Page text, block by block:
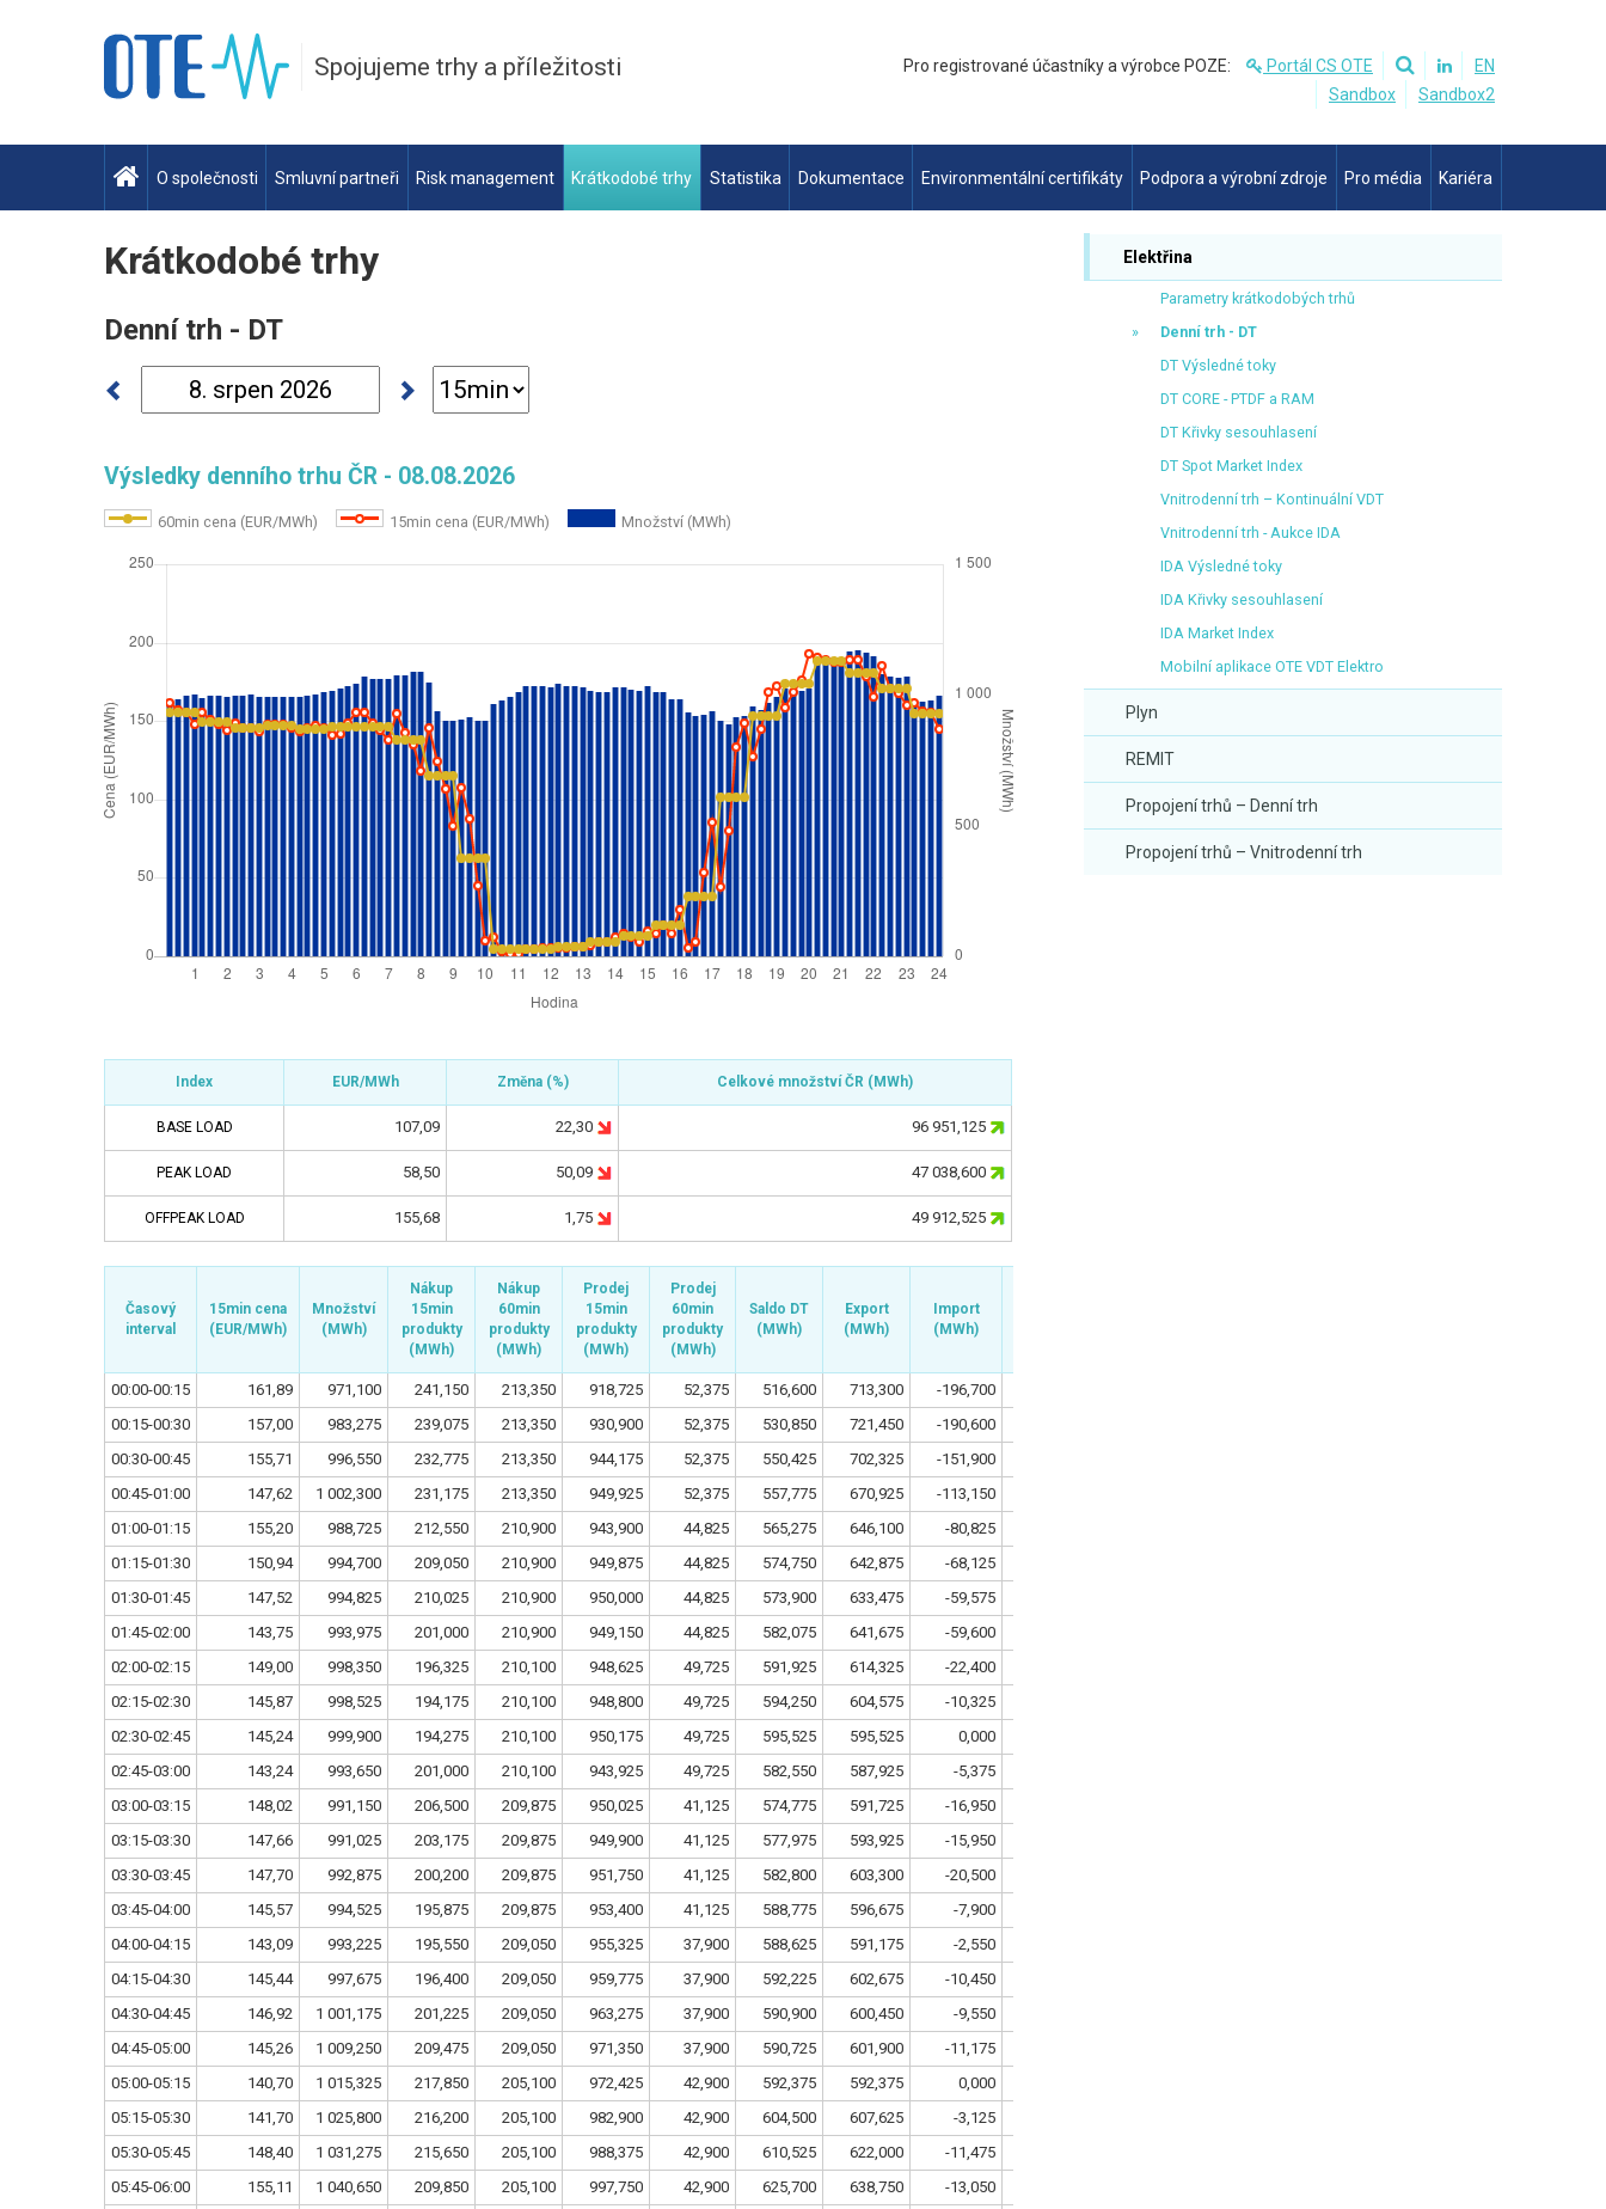
Spojujeme trhy a příležitosti Pro registrované účastníky a výrobce POZE: Portál CS OTE
EN
Sandbox
Sandbox2
O společnosti Smluvní partneři Risk management Krátkodobé trhy Statistika Dokumentace Environmentální certifikáty Podpora a výrobní zdroje Pro média Kariéra
Elektřina
Parametry krátkodobých trhů
Denní trh - DT
DT Výsledné toky
DT CORE - PTDF a RAM
DT Křivky sesouhlasení
DT Spot Market Index
Vnitrodenní trh – Kontinuální VDT
Vnitrodenní trh - Aukce IDA
IDA Výsledné toky
IDA Křivky sesouhlasení
IDA Market Index
Mobilní aplikace OTE VDT Elektro
Plyn
REMIT
Propojení trhů – Denní trh
Propojení trhů – Vnitrodenní trh
Krátkodobé trhy
Denní trh - DT
Výsledky denního trhu ČR - 08.08.2026
60min cena (EUR/MWh) 15min cena (EUR/MWh) Množství (MWh)
Index EUR/MWh Změna (%) Celkové množství ČR ( MWh)
BASE LOAD 107,09 22,30 96 951,125
PEAK LOAD 58,50 50,09 47 038,600
OFFPEAK LOAD 155,68 1,75 49 912,525
Index
BASE LOAD
PEAK LOAD
OFFPEAK LOAD
Index
Index EUR/MWh Změna (%) Celkové množství ČR ( MWh)
Časový
interval
15min cena
(EUR/MWh)
Množství
(MWh)
Nákup
15min
produkty
(MWh)
Nákup
60min
produkty
(MWh)
Prodej
15min
produkty
(MWh)
Prodej
60min
produkty
(MWh)
Saldo DT
(MWh)
Export
(MWh)
Import
(MWh)
00:00-00:15 161,89 971,100 241,150 213,350 918,725 52,375 516,600 713,300 -196,700
00:15-00:30
157,00 983,275 239,075 213,350 930,900 52,375 530,850 721,450 -190,600
00:30-00:45
155,71 996,550 232,775 213,350 944,175 52,375 550,425 702,325 -151,900
00:45-01:00
147,62 1 002,300 231,175 213,350 949,925 52,375 557,775 670,925 -113,150
01:00-01:15
155,20 988,725 212,550 210,900 943,900 44,825 565,275 646,100 -80,825
01:15-01:30
150,94 994,700 209,050 210,900 949,875 44,825 574,750 642,875 -68,125
01:30-01:45
147,52 994,825 210,025 210,900 950,000 44,825 573,900 633,475 -59,575
01:45-02:00
143,75 993,975 201,000 210,900 949,150 44,825 582,075 641,675 -59,600
02:00-02:15
149,00 998,350 196,325 210,100 948,625 49,725 591,925 614,325 -22,400
02:15-02:30
145,87 998,525 194,175 210,100 948,800 49,725 594,250 604,575 -10,325
02:30-02:45
145,24 999,900 194,275 210,100 950,175 49,725 595,525 595,525 0,000
02:45-03:00
143,24 993,650 201,000 210,100 943,925 49,725 582,550 587,925 -5,375
03:00-03:15
148,02 991,150 206,500 209,875 950,025 41,125 574,775 591,725 -16,950
03:15-03:30
147,66 991,025 203,175 209,875 949,900 41,125 577,975 593,925 -15,950
03:30-03:45
147,70 992,875 200,200 209,875 951,750 41,125 582,800 603,300 -20,500
03:45-04:00
145,57 994,525 195,875 209,875 953,400 41,125 588,775 596,675 -7,900
04:00-04:15
143,09 993,225 195,550 209,050 955,325 37,900 588,625 591,175 -2,550
04:15-04:30
145,44 997,675 196,400 209,050 959,775 37,900 592,225 602,675 -10,450
04:30-04:45
146,92 1 001,175 201,225 209,050 963,275 37,900 590,900 600,450 -9,550
04:45-05:00
145,26 1 009,250 209,475 209,050 971,350 37,900 590,725 601,900 -11,175
05:00-05:15
140,70 1 015,325 217,850 205,100 972,425 42,900 592,375 592,375 0,000
05:15-05:30
141,70 1 025,800 216,200 205,100 982,900 42,900 604,500 607,625 -3,125
05:30-05:45
148,40 1 031,275 215,650 205,100 988,375 42,900 610,525 622,000 -11,475
05:45-06:00
155,11 1 040,650 209,850 205,100 997,750 42,900 625,700 638,750 -13,050
Časový
interval
15min cena
(EUR/MWh)
Množství
(MWh)
Nákup
15min
produkty
(MWh)
Nákup
60min
produkty
(MWh)
Prodej
15min
produkty
(MWh)
Prodej
60min
produkty
(MWh)
Saldo DT
(MWh)
Export
(MWh)
Import
(MWh)